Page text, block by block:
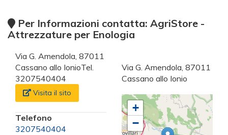
Per Informazioni contatta: AgriStore -
Attrezzature per Enologia
Via G. Amendola, 87011
Cassano allo IonioTel.
3207540404
Visita il sito
Telefono
3207540404
Via G. Amendola, 87011
Cassano allo Ionio
+
−